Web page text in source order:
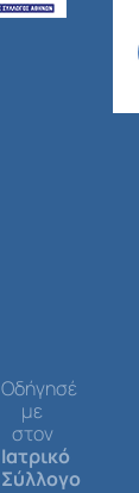
Οδήγησέ
με
στον
Ιατρικό
Σύλλογο